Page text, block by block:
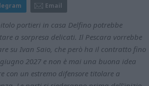
Email
portieri in casa Delfino potrebbe
a sorpresa delicati. Il Pescara vorrebbe
su Ivan Saio, che però ha il contratto fino
2027 e non è mai una buona idea
con un estremo difensore titolare a